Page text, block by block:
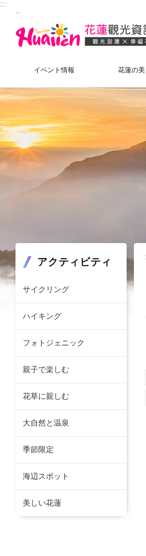
メインのコンテンツブロックにジャンプ
:::
イベント情報 花蓮の美
:::
アクティビティ
サイクリング
ハイキング
フォトジェニック
親子で楽しむ
花草に親しむ
大自然と温泉
季節限定
海辺スポット
美しい花蓮